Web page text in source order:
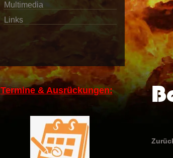
Multimedia
Links
Termine & Ausrückungen: